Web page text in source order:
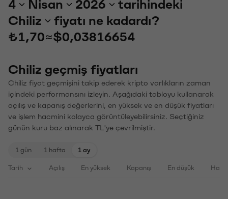
4 Nisan 2026
tarihindeki
Chiliz
fiyatı ne kadardı?
₺1,70≈$0,03816654
Chiliz geçmiş fiyatları
Chiliz fiyat geçmişini takip ederek kripto varlıkların zaman
içindeki performansını izleyin. Aşağıdaki tabloyu kullanarak
açılış ve kapanış değerlerini, en yüksek ve en düşük fiyatları
ve işlem hacmini kolayca görüntüleyebilirsiniz. Seçtiğiniz
günün kuru baz alınarak TL'ye çevrilmiştir.
1 gün 1 hafta 1 ay
Tarih Açılış En yüksek Kapanış En düşük